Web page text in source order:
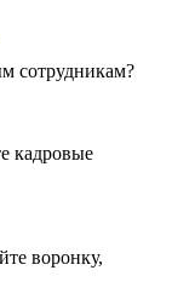
сотрудникам?
кадровые
воронку,